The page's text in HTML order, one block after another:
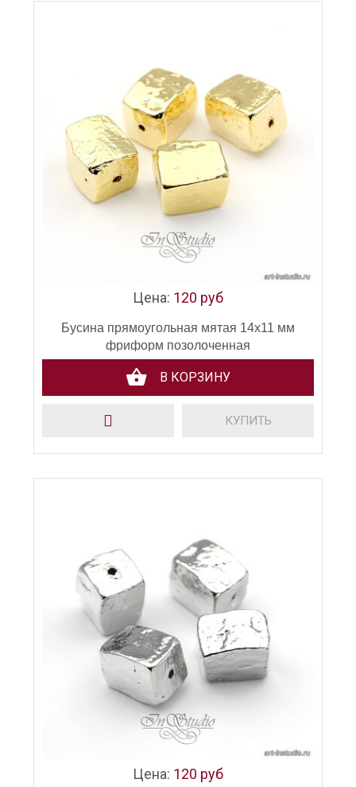
Цена: 120 руб
Бусина прямоугольная мятая 14х11 мм
фриформ позолоченная
В КОРЗИНУ
КУПИТЬ
Цена: 120 руб